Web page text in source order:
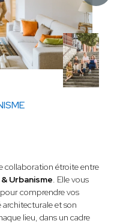
collaboration étroite entre
Urbanisme. Elle vous
comprendre vos
et son
lieu, dans un cadre